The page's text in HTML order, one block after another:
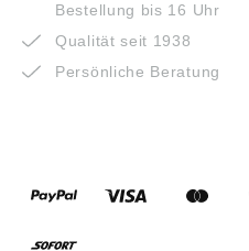
Bestellung bis 16 Uhr
Qualität seit 1938
Persönliche Beratung